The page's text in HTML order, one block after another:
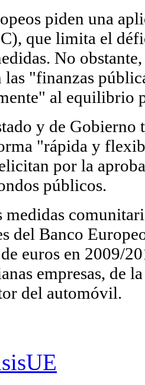
piden una
que limita el
No
"finanzas
al equilibrio
y de
"rápida y
por la
públicos.
medidas
del Banco
euros en 2009/
empresas, de
del automóvil.
UE